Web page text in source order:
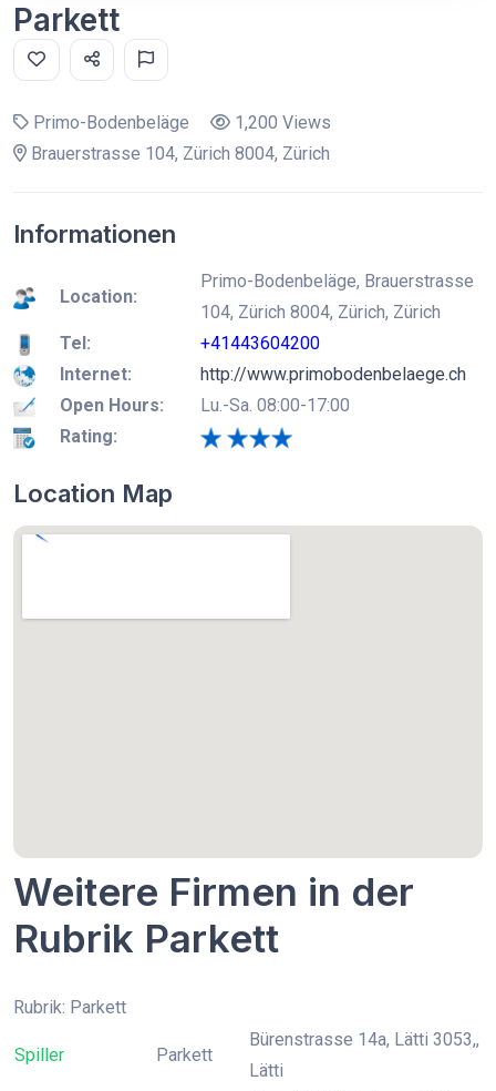
Parkett
Primo-Bodenbeläge
1,200 Views
Brauerstrasse 104, Zürich 8004, Zürich
Informationen
Location:
Primo-Bodenbeläge, Brauerstrasse
104, Zürich 8004, Zürich, Zürich
Tel:
+41443604200
Internet:
http://www.primobodenbelaege.ch
Open Hours:
Lu.-Sa. 08:00-17:00
Rating:
Location Map
Weitere Firmen in der
Rubrik Parkett
Rubrik: Parkett
Spiller Parkett
Bürenstrasse 14a, Lätti 3053,,
Lätti